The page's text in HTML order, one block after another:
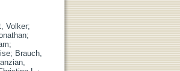
Volker;
;
;
; Brauch,